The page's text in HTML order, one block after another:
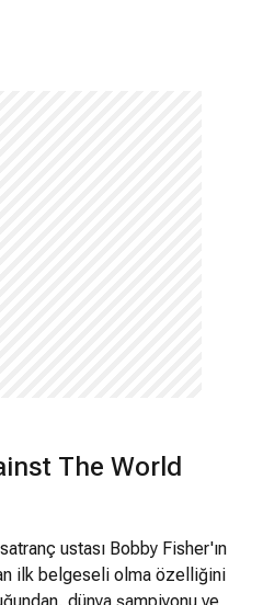
The World
ustası Bobby Fisher'ın
ilk belgeseli olma özelliğini